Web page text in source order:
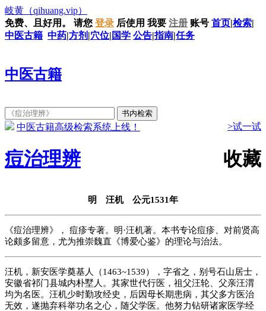
岐黄 （qihuang.vip）
免费、且好用。
请您 登录 后使用 我要 注册 账号 首页|检索|
中医古籍 中药|方剂 |穴位| 国学 公告|指南|任务
中医古籍
中医古籍高级检索系统上线！ >试一试
痘治理辨 收藏
明 汪机 公元1531年
《痘治理辨》， 痘疹专著。明·汪机著。本书专论痘疹、对前贤高
论颇多留意，尤为推崇魏直《博爱心鉴》的理论与治法。
汪机，新安医学奠基人（1463~1539），字省之，别号石山居士，
安徽省祁门县城内朴墅人。其家世代行医，祖父汪轮、父亲汪渭
均为名医。汪机少时勤攻经史，后因母长期患病，其父多方医治
无效，遂抛弃科举功名之心，随父学医。他努力钻研诸家医学经